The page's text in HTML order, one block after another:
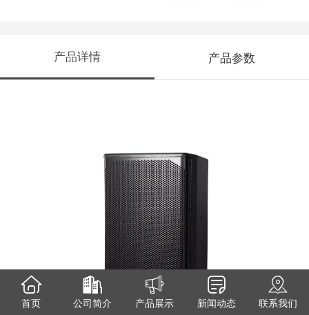
产品详情 产品参数
首页 公司简介 产品展示 新闻动态 联系我们